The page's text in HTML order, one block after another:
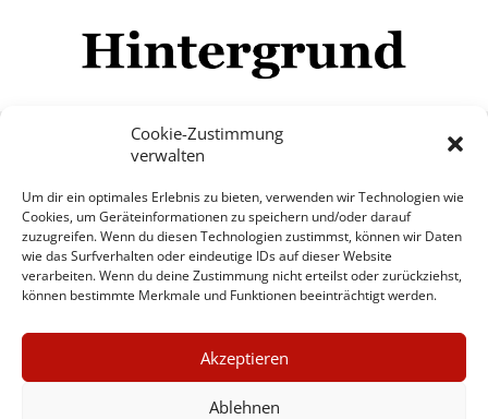
Cookie-Zustimmung
verwalten
Um dir ein optimales Erlebnis zu bieten, verwenden wir Technologien wie
Cookies, um Geräteinformationen zu speichern und/oder darauf
zuzugreifen. Wenn du diesen Technologien zustimmst, können wir Daten
wie das Surfverhalten oder eindeutige IDs auf dieser Website
verarbeiten. Wenn du deine Zustimmung nicht erteilst oder zurückziehst,
können bestimmte Merkmale und Funktionen beeinträchtigt werden.
Akzeptieren
Ablehnen
Mehr
© Copyright Hintergrund.de, 2015 - 2026
Zum Newsletter jetzt kostenlos
anmelden
erscheint ca. alle 4 Wochen
×